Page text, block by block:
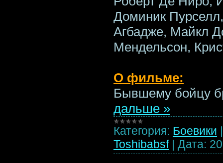
Доминик
Агбадже, Майкл
Мендельсон,
О фильме:
Бывшему бойцу
дальше »
Категория: Боевики
Toshibabsf | Дата: